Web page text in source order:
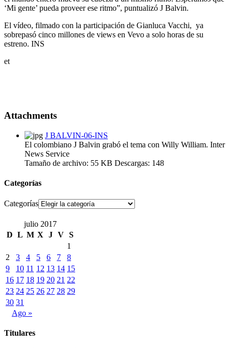
‘Mi gente’ pueda proveer ese ritmo”, puntualizó J Balvin.
El vídeo, filmado con la participación de Gianluca Vacchi, ya
sobrepasó cinco millones de views en Vevo a solo horas de su
estreno. INS
et
Attachments
J BALVIN-06-INS
El colombiano J Balvin grabó el tema con Willy William. Inter
News Service
Tamaño de archivo: 55 KB Descargas: 148
Categorías
Categorías
julio 2017
D L M X J V S
1
2
3 4 5 6 7
8
9
10 11 12 13 14 15
16 17 18 19 20 21 22
23 24 25 26 27 28 29
30 31
Ago »
Titulares